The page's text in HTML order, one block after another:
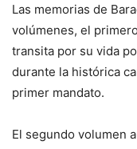
Las memorias de
volúmenes, el
transita por su vida
durante la histórica
primer mandato.
El segundo volumen